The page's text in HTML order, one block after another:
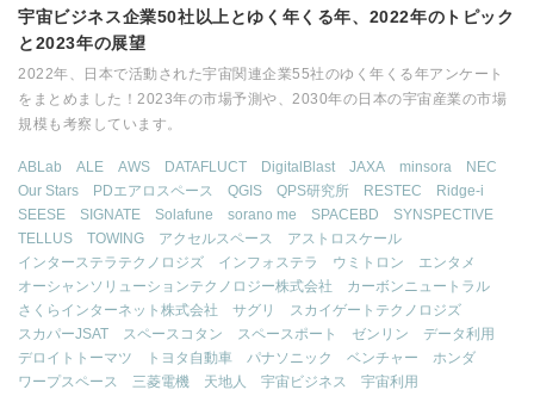
宇宙ビジネス企業50社以上とゆく年くる年、2022年のトピック
と2023年の展望
2022年、日本で活動された宇宙関連企業55社のゆく年くる年アンケート
をまとめました！2023年の市場予測や、2030年の日本の宇宙産業の市場
規模も考察しています。
ABLab ALE AWS DATAFLUCT DigitalBlast JAXA minsora
NEC
Our Stars
PDエアロスペース QGIS QPS研究所 RESTEC
Ridge-i
SEESE
SIGNATE Solafune sorano me SPACEBD
SYNSPECTIVE
TELLUS
TOWING アクセルスペース
アストロスケール
インターステラテクノロジズ
インフォステラ ウミトロン
エンタメ
オーシャンソリューションテクノロジー株式会社
カーボンニュートラル
さくらインターネット株式会社
サグリ
スカイゲートテクノロジズ
スカパーJSAT
スペースコタン スペースポート ゼンリン
データ利用
デロイトトーマツ
トヨタ自動車 パナソニック ベンチャー
ホンダ
ワープスペース
三菱電機 天地人 宇宙ビジネス
宇宙利用